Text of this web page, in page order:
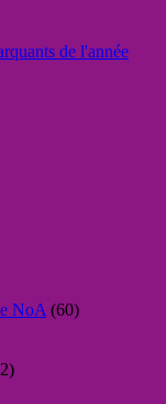
de l'année
NoA (60)